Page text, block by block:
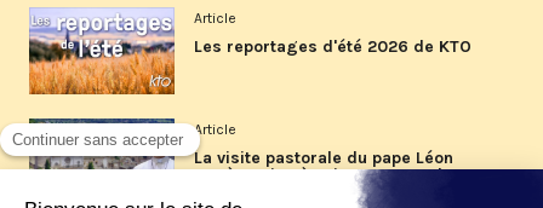
Article
Les reportages d'été 2026 de KTO
Article
La visite pastorale du pape Léon
XIV à Assise à suivre sur KTO le